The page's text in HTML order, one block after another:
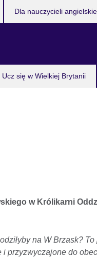
Ucz się w Wielkiej Brytanii
Dla nauczycieli
w Królikarni
na W Brzask? To
i przyzwyczajone do